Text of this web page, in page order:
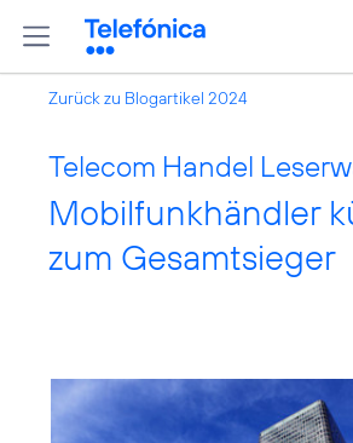
Zurück zu Blogartikel 2024
Telecom Handel
Mobilfunkhändler
zum Gesamtsieger